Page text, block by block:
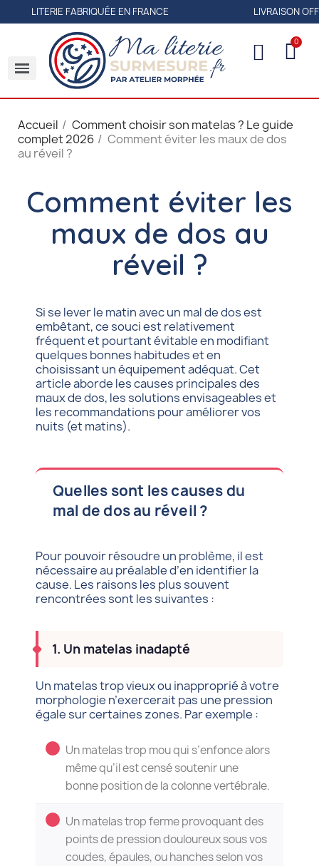
LITERIE FABRIQUÉE EN FRANCE LIVRAISON
Accueil
Comment choisir son matelas ? Le guide
complet 2026
Comment éviter les maux de dos
au réveil ?
Comment éviter les
maux de dos au
réveil ?
Si se lever le matin avec un mal de dos est
embêtant, ce souci est relativement
fréquent et pourtant évitable en modifiant
quelques bonnes habitudes et en
choisissant un équipement adéquat. Cet
article aborde les causes principales des
maux de dos, les solutions envisageables et
les recommandations pour améliorer vos
nuits (et matins).
Quelles sont les causes du
mal de dos au réveil ?
Pour pouvoir résoudre un problème, il est
nécessaire au préalable d’en identifier la
cause. Les raisons les plus souvent
rencontrées sont les suivantes :
1. Un matelas inadapté
Un matelas trop vieux ou inapproprié à votre
morphologie n’exercerait pas une pression
égale sur certaines zones. Par exemple :
Un matelas trop mou qui s’enfonce alors
même qu’il est censé soutenir une
bonne position de la colonne vertébrale.
Un matelas trop ferme provoquant des
points de pression douloureux sous vos
coudes, épaules, ou hanches selon vos